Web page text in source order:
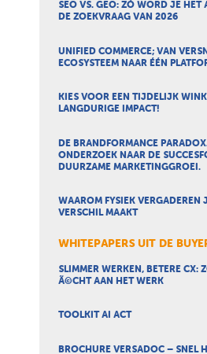
SEO VS. GEO: ZÓ WORD JE HET
DE ZOEKVRAAG VAN 2026
UNIFIED COMMERCE; VAN
ECOSYSTEEM NAAR ÉÉN
KIES VOOR EEN TIJDELIJK
LANGDURIGE IMPACT!
DE BRANDFORMANCE
ONDERZOEK NAAR DE
DUURZAME MARKETINGGROEI.
WAAROM FYSIEK VERGADEREN
VERSCHIL MAAKT
WHITEPAPERS UIT DE
SLIMMER WERKEN, BETERE CX:
Ã©CHT AAN HET WERK
TOOLKIT AI ACT
BROCHURE VERSADOC – SNEL